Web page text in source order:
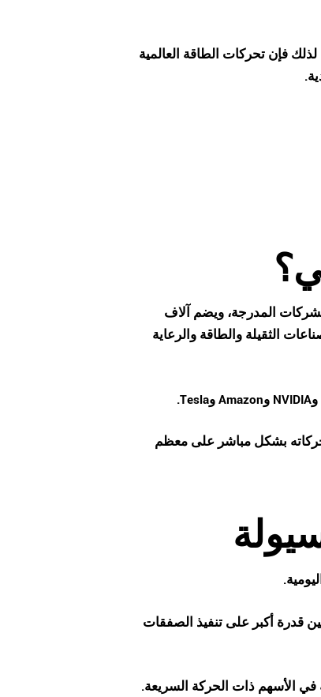
فإن تحركات الطاقة العالمية
المدرجة، ويضم آلاف
الثقيلة والطاقة والرعاية
وNVIDIA وAmazonوTesla
.
تحركاته بشكل مباشر على معظم
قدرة أكبر على تنفيذ الصفقات
في الأسهم ذات الحركة السريعة.